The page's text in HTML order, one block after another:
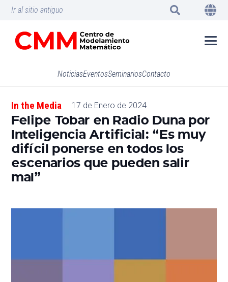
Ir al sitio antiguo
NoticiasEventosSeminariosContacto
In the Media 17 de Enero de 2024
Felipe Tobar en Radio Duna por
Inteligencia Artificial: “Es muy
difícil ponerse en todos los
escenarios que pueden salir
mal”